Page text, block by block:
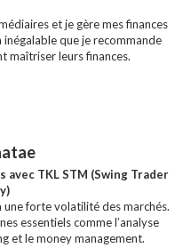
et je gère mes finances
que je recommande
maîtriser leurs finances.
TKL STM (Swing Trader
une forte volatilité des marchés.
essentiels comme l’analyse
et le money management.